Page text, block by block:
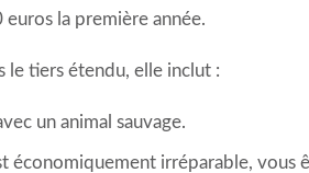
la première année.
le tiers étendu, elle inclut :
un animal sauvage.
économiquement irréparable, vous